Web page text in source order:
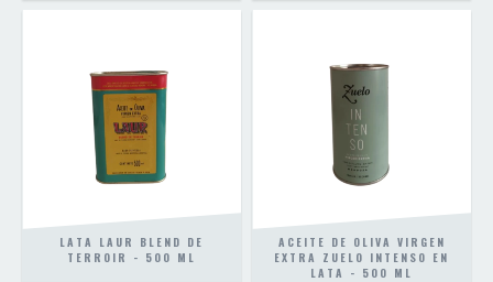
LATA LAUR BLEND DE
TERROIR - 500 ML
ACEITE DE OLIVA VIRGEN
EXTRA ZUELO INTENSO EN
LATA - 500 ML